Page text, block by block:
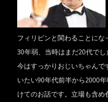
フィリピンと関わることにな
30年弱、当時はまだ20代でし
今はすっかりおじいちゃんで
いたい90年代前半から2000
けてのお話です。立場も含め